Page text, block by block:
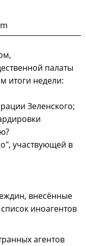
палаты
итоги недели:
Зеленского;
участвующей в
внесённые
иноагентов
агентов